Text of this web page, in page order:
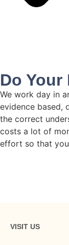
Do Your
We work day in
evidence based,
the correct
costs a lot of
effort so that
VISIT US